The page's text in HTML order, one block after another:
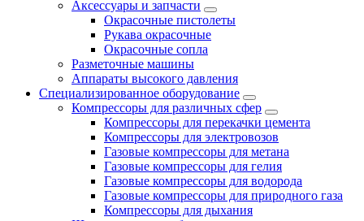
Аксессуары и запчасти
Окрасочные пистолеты
Рукава окрасочные
Окрасочные сопла
Разметочные машины
Аппараты высокого давления
Специализированное оборудование
Компрессоры для различных сфер
Компрессоры для перекачки цемента
Компрессоры для электровозов
Газовые компрессоры для метана
Газовые компрессоры для гелия
Газовые компрессоры для водорода
Газовые компрессоры для природного газа
Компрессоры для дыхания